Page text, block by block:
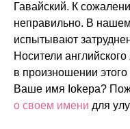
Гавайский. К
неправильно. В
испытывают
Носители
в произношении
Ваше имя Iokepa?
о своем имени для